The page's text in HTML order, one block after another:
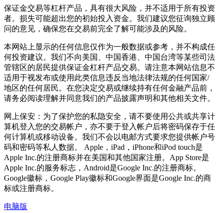
保证金交易等杠杆产品，具有很大风险，并不适用于所有投资
者。损失可能超出您的初始投入资金。我们建议您征询独立顾
问的意见，确保您在交易前完全了解可能涉及的风险。
本网站上显示的任何信息仅作为一般数据或参考，并不构成任
何投资建议。我们不向美国、中国香港、中国台湾等某些司法
管辖区的居民提供保证金杠杆产品交易。请注意本网站信息不
适用于视发布或使用此类信息违反当地法律法规的任何国家/
地区的任何居民。在您决定交易或继续持有任何金融产品前，
请务必阅读理解并同意我们的产品披露声明和其他相关文件。
网上保安：为了保护您的私隐安全，请不要使用公共或共享计
算机登入您的交易帐户，亦不要于登入帐户后将密码保存于任
何计算机或移动设备。我们不会以电邮方式要求您提供帐户号
码和密码等私人数据。 Apple，iPad，iPhone和iPod touch是
Apple Inc.的注册商标并在美国和其他国家注册。App Store是
Apple Inc.的服务标志，Android是Google Inc.的注册商标。
Google徽标，Google Play徽标和Google界面是Google Inc.的商
标或注册商标。
电脑版